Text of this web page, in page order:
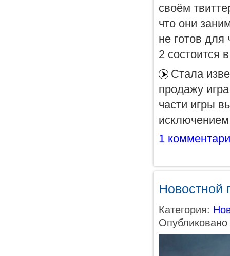
своём
что они
не готов
2 состоится
Стала
продажу
части игры
1
Новостной
Категория: